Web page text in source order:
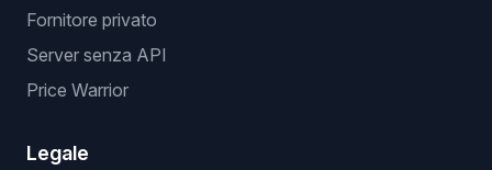
Fornitore privato
Server senza API
Price Warrior
Legale